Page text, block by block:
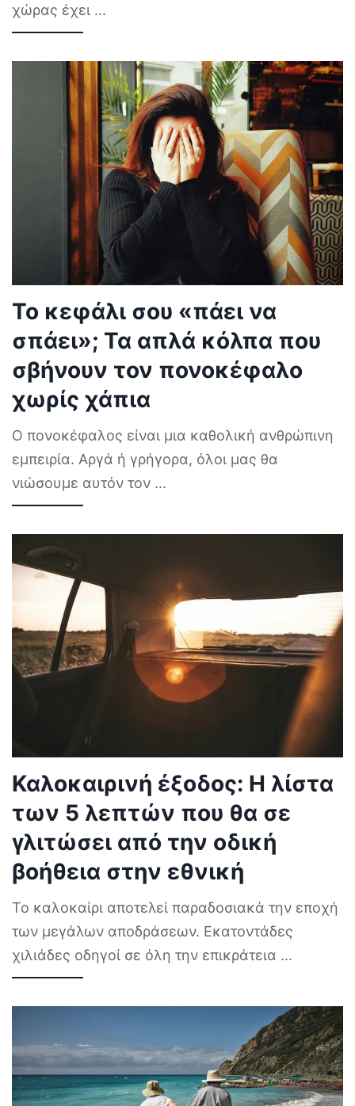
χώρας έχει ...
Το κεφάλι σου «πάει να
σπάει»; Τα απλά κόλπα που
σβήνουν τον πονοκέφαλο
χωρίς χάπια
Ο πονοκέφαλος είναι μια καθολική ανθρώπινη
εμπειρία. Αργά ή γρήγορα, όλοι μας θα
νιώσουμε αυτόν τον ...
Καλοκαιρινή έξοδος: Η λίστα
των 5 λεπτών που θα σε
γλιτώσει από την οδική
βοήθεια στην εθνική
Το καλοκαίρι αποτελεί παραδοσιακά την εποχή
των μεγάλων αποδράσεων. Εκατοντάδες
χιλιάδες οδηγοί σε όλη την επικράτεια ...